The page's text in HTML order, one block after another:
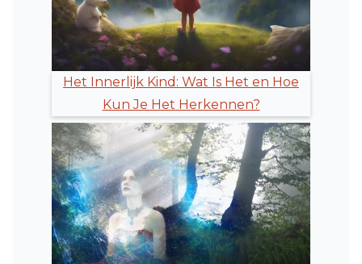
Het Innerlijk Kind: Wat Is Het en Hoe
Kun Je Het Herkennen?